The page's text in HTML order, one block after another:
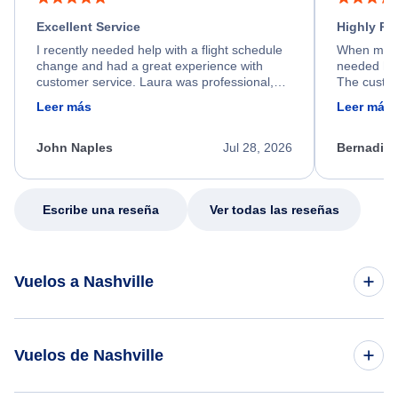
Excellent Service
I recently needed help with a flight schedule
change and had a great experience with
customer service. Laura was professional,
friendly, and very helpful throughout the
process. She quickly found a solution and
appreciate her excellent service.
Leer más
Jul 28, 2026
John Naples
Highly
When my
needed
The
calm,
my issue.
Leer más
Escribe una reseña Ver todas las reseñas
Vuelos a Nashville
Vuelos de Nashville